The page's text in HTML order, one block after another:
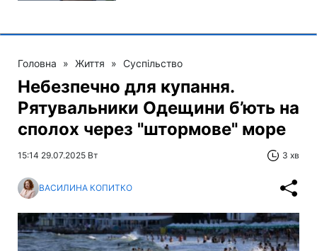
Головна » Життя » Суспільство
Небезпечно для купання.
Рятувальники Одещини б’ють на
сполох через "штормове" море
15:14 29.07.2025 Вт 3 хв
ВАСИЛИНА КОПИТКО